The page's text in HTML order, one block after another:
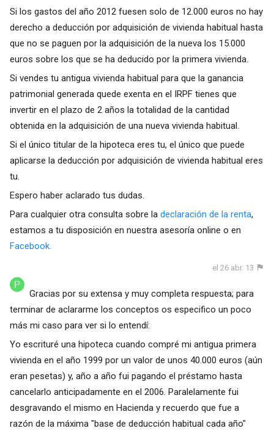
Si los gastos del año 2012 fuesen solo de 12.000 euros no hay
derecho a deducción por adquisición de vivienda habitual hasta
que no se paguen por la adquisición de la nueva los 15.000
euros sobre los que se ha deducido por la primera vivienda.
Si vendes tu antigua vivienda habitual para que la ganancia
patrimonial generada quede exenta en el IRPF tienes que
invertir en el plazo de 2 años la totalidad de la cantidad
obtenida en la adquisición de una nueva vivienda habitual.
Si el único titular de la hipoteca eres tu, el único que puede
aplicarse la deducción por adquisición de vivienda habitual eres
tu.
Espero haber aclarado tus dudas.
Para cualquier otra consulta sobre la declaración de la renta,
estamos a tu disposición en nuestra asesoría online o en
Facebook.
el 26 abr. 13
Gracias por su extensa y muy completa respuesta; para
terminar de aclararme los conceptos os especifico un poco
más mi caso para ver si lo entendí:
Yo escrituré una hipoteca cuando compré mi antigua primera
vivienda en el año 1999 por un valor de unos 40.000 euros (aún
eran pesetas) y, año a año fui pagando el préstamo hasta
cancelarlo anticipadamente en el 2006. Paralelamente fui
desgravando el mismo en Hacienda y recuerdo que fue a
razón de la máxima "base de deducción habitual cada año"